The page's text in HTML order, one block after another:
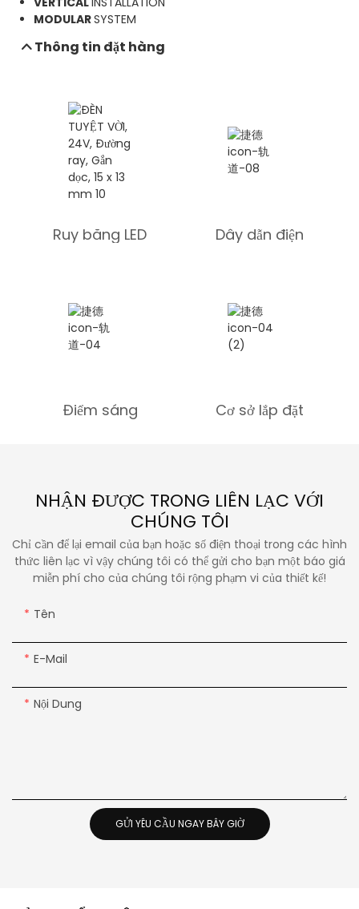
Gửi email yêu cầu
MODULARSYSTEM
Thông tin đặt hàng
Ruy băng LED Dây dẫn điện
Điểm sáng Cơ sở lắp đặt
NHẬN ĐƯỢC TRONG LIÊN LẠC VỚI
CHÚNG TÔI
Chỉ cần để lại email của bạn hoặc số điện thoại trong các hình
thức liên lạc vì vậy chúng tôi có thể gửi cho bạn một báo giá
miễn phí cho của chúng tôi rộng phạm vi của thiết kế!
Tên
E-Mail
Nội Dung
GỬI YÊU CẦU NGAY BÂY GIỜ